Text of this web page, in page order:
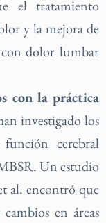
el tratamiento
y la mejora de
dolor lumbar
con la práctica
investigado los
cerebral
Un estudio
al. encontró que
en áreas